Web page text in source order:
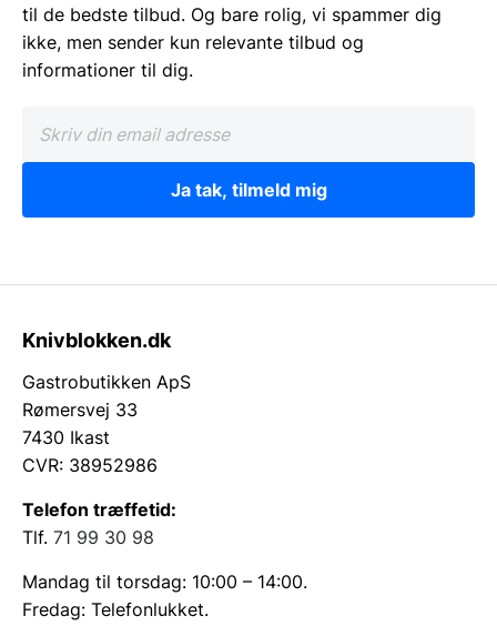
til de bedste tilbud. Og bare rolig, vi spammer dig
ikke, men sender kun relevante tilbud og
informationer til dig.
Ja tak, tilmeld mig
Knivblokken.dk
Gastrobutikken ApS
Rømersvej 33
7430 Ikast
CVR: 38952986
Telefon træffetid:
Tlf. 71 99 30 98
Mandag til torsdag: 10:00 – 14:00.
Fredag: Telefonlukket.